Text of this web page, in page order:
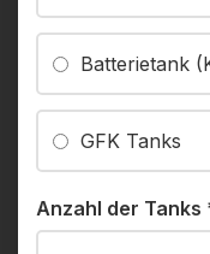
Batterietank
GFK Tanks
Anzahl der Tanks